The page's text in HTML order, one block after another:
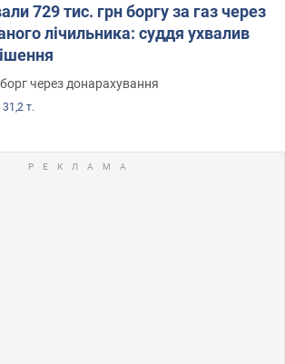
729 тис. грн боргу за газ через
лічильника: суддя ухвалив
через донарахування
31,2 т.